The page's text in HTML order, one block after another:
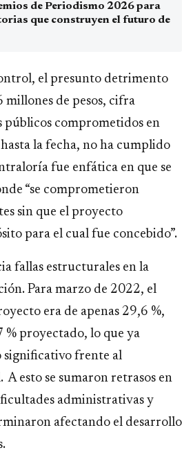
de Periodismo 2026 para
que construyen el futuro de
el presunto detrimento
millones de pesos, cifra
públicos comprometidos en
la fecha, no ha cumplido
fue enfática en que se
“se comprometieron
sin que el proyecto
para el cual fue concebido”.
fallas estructurales en la
Para marzo de 2022, el
era de apenas 29,6 %,
% proyectado, lo que ya
significativo frente al
esto se sumaron retrasos en
administrativas y
afectando el desarrollo